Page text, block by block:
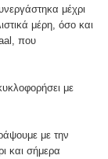
μέχρι
μέρη, όσο και
που
με
με την
και σήμερα